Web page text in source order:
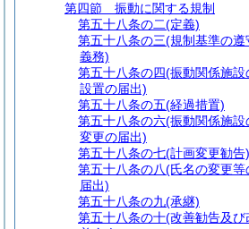
第四節
振動に関する規制
第五十八条の二(定義)
第五十八条の三(規制基準の遵
義務)
第五十八条の四(振動関係施設
設置の届出)
第五十八条の五(経過措置)
第五十八条の六(振動関係施設
変更の届出)
第五十八条の七(計画変更勧告)
第五十八条の八(氏名の変更等
届出)
第五十八条の九(承継)
第五十八条の十(改善勧告及び